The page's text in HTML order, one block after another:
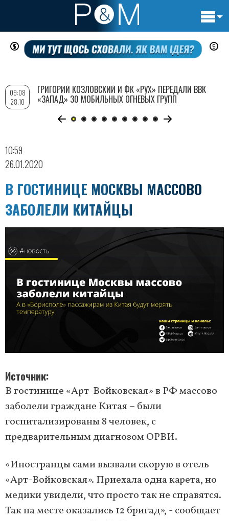
Перейти
содержанию
10:59
26.01.2020
В ГОСТИНИЦЕ МОСКВЫ МАССОВО
ЗАБОЛЕЛИ КИТАЙЦЫ
Источник
В гостинице «Арт-Войковская» в РФ массово
заболели граждане Китая – были
госпитализированы 8 человек, с
предварительным диагнозом ОРВИ.
«Иностранцы сами вызвали скорую в отель
«Арт-Войковская». Приехала одна карета, но
медики увидели, что просто так не справятся.
Так на месте оказались 12 бригад», - сообщает
09:08
28.10
ГРИГОРИЙ КОЗЛОВСКИЙ И ФК «РУХ» ПЕРЕДАЛИ ВВК
«ЗАПАД» 30 МОБИЛЬНЫХ ОГНЕВЫХ ГРУПП